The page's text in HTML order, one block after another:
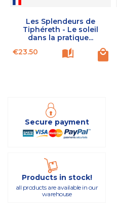
Les Splendeurs de
Tiphéreth - Le soleil
dans la pratique...
Price
€23.50
Secure payment
Products in stock!
all products are available in our
warehouse